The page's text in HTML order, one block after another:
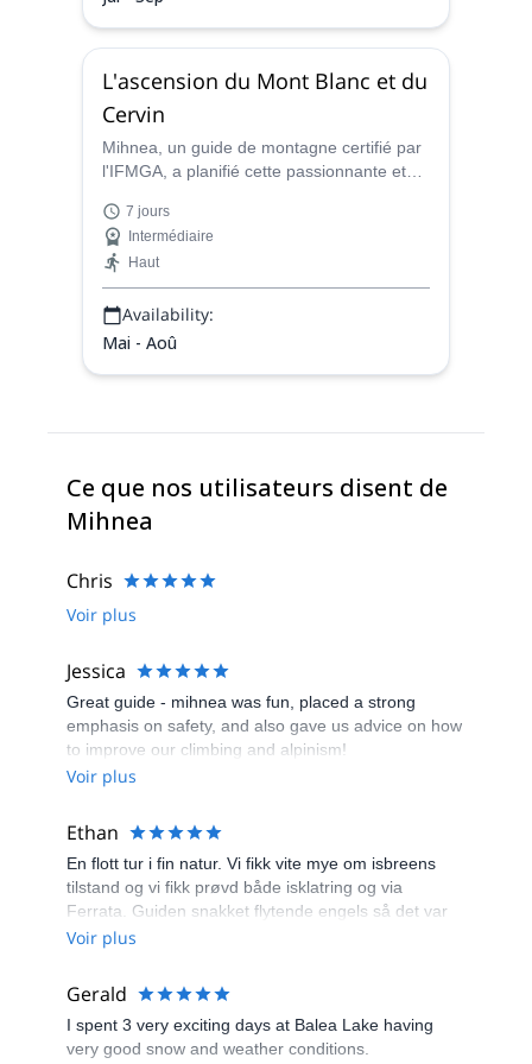
L'ascension du Mont Blanc et du
Cervin
Mihnea, un guide de montagne certifié par
l'IFMGA, a planifié cette passionnante et
mythiques Mont Blanc et Cervin.
Découvrez-le !
7 jours
Intermédiaire
Haut
Availability:
Mai - Aoû
Ce que nos utilisateurs disent de
Mihnea
Chris
Voir plus
Jessica
Great guide - mihnea was fun, placed a strong
emphasis on safety, and also gave us advice on how
to improve our climbing and alpinism!
Voir plus
Ethan
En flott tur i fin natur. Vi fikk vite mye om isbreens
tilstand og vi fikk prøvd både isklatring og via
Ferrata. Guiden snakket flytende engels så det var
lett å kommunisere. En behagelig og artig tur med litt
Voir plus
Gerald
I spent 3 very exciting days at Balea Lake having
very good snow and weather conditions.